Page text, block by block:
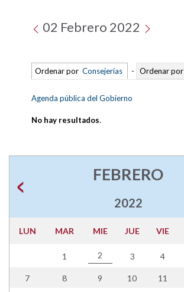
02 Febrero 2022
Ordenar por Consejerías - Ordenar por
Agenda pública del Gobierno
No hay resultados.
FEBRERO
2022
LUN MAR MIE JUE VIE
1 2 3 4
7 8 9 10 11